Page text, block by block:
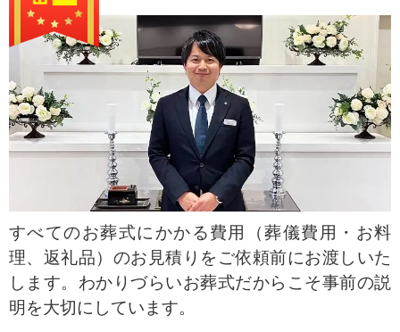
すべてのお葬式にかかる費用（葬儀費用・お料
理、返礼品）のお見積りをご依頼前にお渡しいた
します。わかりづらいお葬式だからこそ事前の説
明を大切にしています。